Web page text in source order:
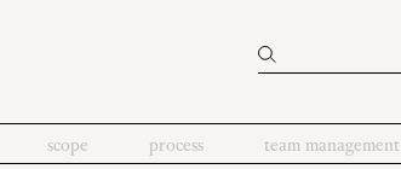
scope process team management